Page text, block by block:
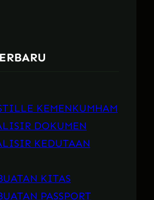
KEMENKUMHAM
DOKUMEN
KEDUTAAN
KITAS
PASSPORT